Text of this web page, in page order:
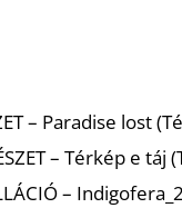
– Paradise lost
– Térkép e táj
–